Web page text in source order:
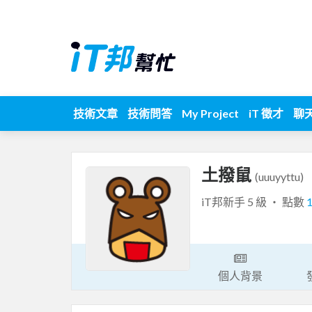
技術文章 技術問答 My Project iT 徵才 聊
土撥鼠 (uuuyyttu)
iT邦新手 5 級 ‧ 點數
個人背景